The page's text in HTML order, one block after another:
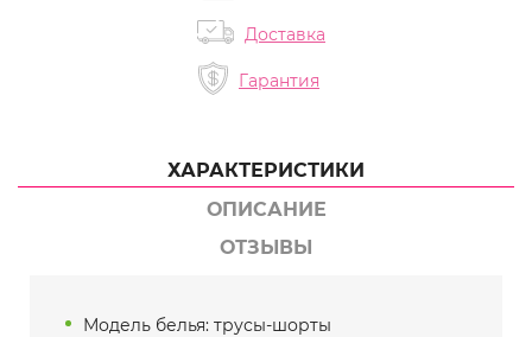
Доставка
Гарантия
ХАРАКТЕРИСТИКИ
ОПИСАНИЕ
ОТЗЫВЫ
Модель белья: трусы-шорты